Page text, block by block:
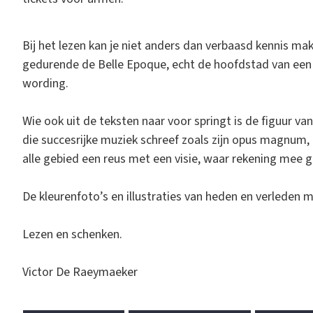
Bij het lezen kan je niet anders dan verbaasd kennis
gedurende de Belle Epoque, echt de hoofdstad van
wording.
Wie ook uit de teksten naar voor springt is de figuur
die succesrijke muziek schreef zoals zijn opus
alle gebied een reus met een visie, waar rekening mee
De kleurenfoto’s en illustraties van heden en verleden
Lezen en schenken.
Victor De Raeymaeker